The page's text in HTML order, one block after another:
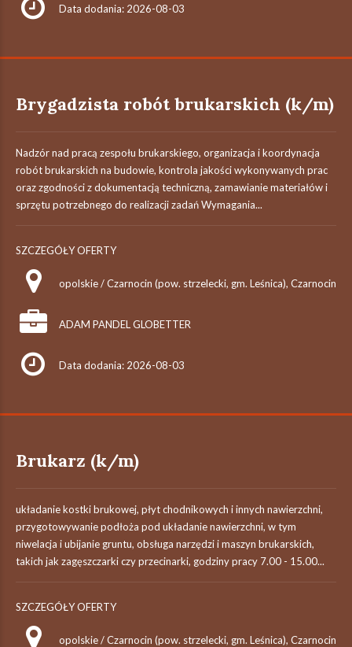
Data dodania: 2026-08-03
Brygadzista robót brukarskich (k/m)
Nadzór nad pracą zespołu brukarskiego, organizacja i koordynacja
robót brukarskich na budowie, kontrola jakości wykonywanych prac
oraz zgodności z dokumentacją techniczną, zamawianie materiałów i
sprzętu potrzebnego do realizacji zadań Wymagania...
SZCZEGÓŁY OFERTY
opolskie / Czarnocin (pow. strzelecki, gm. Leśnica), Czarnocin
ADAM PANDEL GLOBETTER
Data dodania: 2026-08-03
Brukarz (k/m)
układanie kostki brukowej, płyt chodnikowych i innych nawierzchni,
przygotowywanie podłoża pod układanie nawierzchni, w tym
niwelacja i ubijanie gruntu, obsługa narzędzi i maszyn brukarskich,
takich jak zagęszczarki czy przecinarki, godziny pracy 7.00 - 15.00...
SZCZEGÓŁY OFERTY
opolskie / Czarnocin (pow. strzelecki, gm. Leśnica), Czarnocin